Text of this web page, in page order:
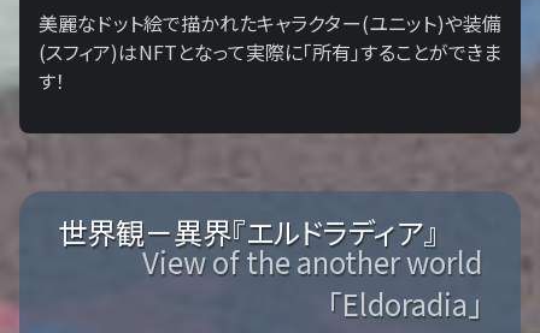
美麗なドット絵で描かれたキャラクター(ユニット)や装備
(スフィア)はNFTとなって実際に「所有」することができま
す！
世界観－異界『エルドラディア』
View of the another world
「Eldoradia」